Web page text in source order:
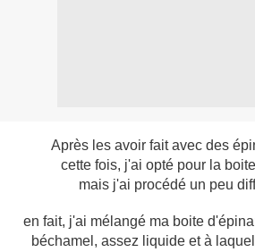
Après les avoir fait avec des
cette fois, j'ai opté pour la
mais j'ai procédé un peu
en fait, j'ai mélangé ma boite
béchamel, assez liquide et à